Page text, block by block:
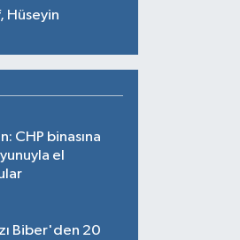
Hüseyin
CHP binasına
el
Biber'den 20